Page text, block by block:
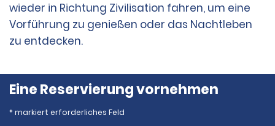
wieder in Richtung Zivilisation fahren, um eine
Vorführung zu genießen oder das Nachtleben
zu entdecken.
Eine Reservierung vornehmen
* markiert erforderliches Feld